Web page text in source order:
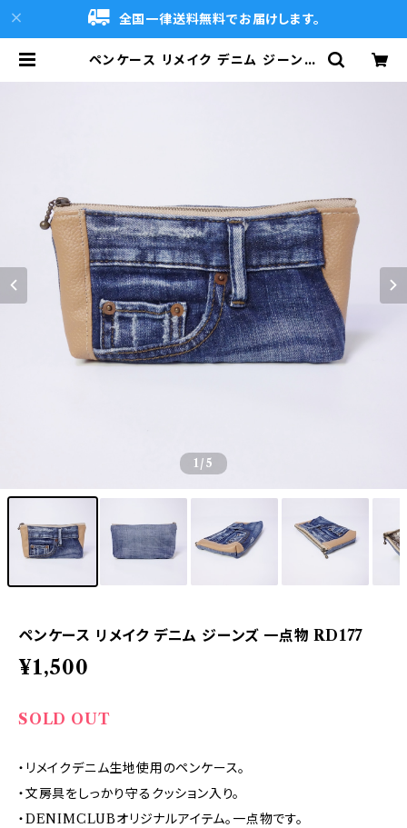
全国一律送料無料でお届けします。
ペンケース リメイク デニム ジーンズ
1 /5
ペンケース リメイク デニム ジーンズ 一点物 RD177
¥1,500
SOLD OUT
・リメイクデニム生地使用のペンケース。
・文房具をしっかり守るクッション入り。
・DENIMCLUBオリジナルアイテム。一点物です。